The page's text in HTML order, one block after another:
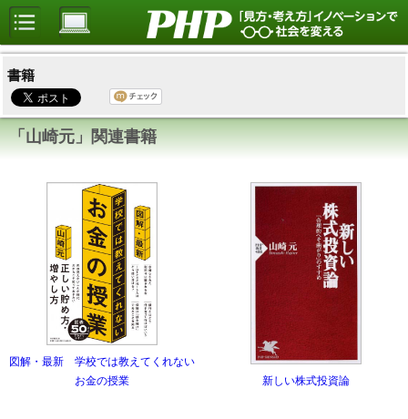
書籍
「山崎元」関連書籍
図解・最新 学校では教えてくれない
お金の授業
新しい株式投資論